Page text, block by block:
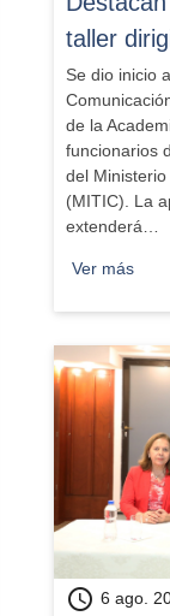
taller
Se dio inicio
de la
funcionarios
del
(MITIC). La
extenderá…
Ver más
schedule 6 ago.